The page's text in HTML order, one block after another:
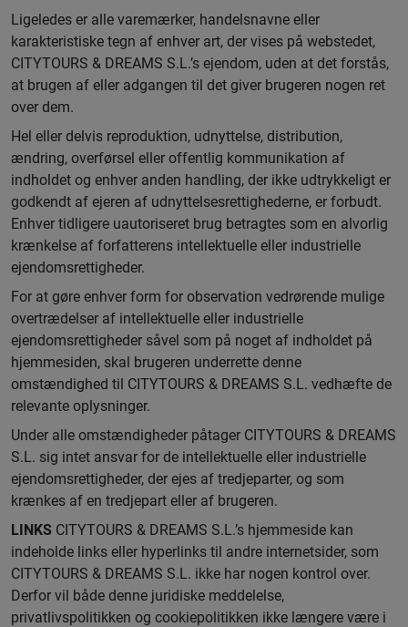
Ligeledes er alle varemærker, handelsnavne eller
karakteristiske tegn af enhver art, der vises på webstedet,
CITYTOURS & DREAMS S.L.’s ejendom, uden at det forstås,
at brugen af eller adgangen til det giver brugeren nogen ret
over dem.
Hel eller delvis reproduktion, udnyttelse, distribution,
ændring, overførsel eller offentlig kommunikation af
indholdet og enhver anden handling, der ikke udtrykkeligt er
godkendt af ejeren af udnyttelsesrettighederne, er forbudt.
Enhver tidligere uautoriseret brug betragtes som en alvorlig
krænkelse af forfatterens intellektuelle eller industrielle
ejendomsrettigheder.
For at gøre enhver form for observation vedrørende mulige
overtrædelser af intellektuelle eller industrielle
ejendomsrettigheder såvel som på noget af indholdet på
hjemmesiden, skal brugeren underrette denne
omstændighed til CITYTOURS & DREAMS S.L. vedhæfte de
relevante oplysninger.
Under alle omstændigheder påtager CITYTOURS & DREAMS
S.L. sig intet ansvar for de intellektuelle eller industrielle
ejendomsrettigheder, der ejes af tredjeparter, og som
krænkes af en tredjepart eller af brugeren.
LINKS CITYTOURS & DREAMS S.L.’s hjemmeside kan
indeholde links eller hyperlinks til andre internetsider, som
CITYTOURS & DREAMS S.L. ikke har nogen kontrol over.
Derfor vil både denne juridiske meddelelse,
privatlivspolitikken og cookiepolitikken ikke længere være i